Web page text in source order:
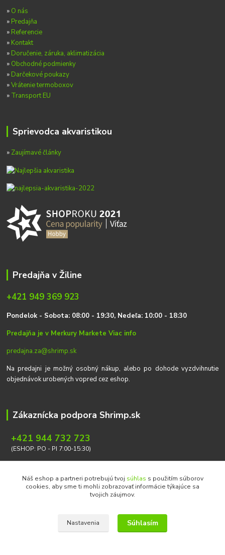
» O nás
» Predajňa
» Referencie
» Kontakt
» Doručenie, záruka, aklimatizácia
» Obchodné podmienky
» Darčekové poukazy
»Vrátenie termoboxov
» Transport EU
Sprievodca akvaristikou
» Zaujímavé články
Predajňa v Žiline
+421 949 369 923
Pondelok - Sobota: 08:00 - 19:30, Nedeľa: 10:00 - 18:30
Predajňa je v Merkury MarketeViac info
predajna.za@shrimp.sk
Na predajni je možný osobný nákup, alebo po dohode vyzdvihnutie
objednávok urobených vopred cez eshop.
Zákaznícka podpora Shrimp.sk
+421 944 732 723
(ESHOP: PO - PI 7:00-15:30)
Náš eshop a partneri potrebujú tvoj súhlas s použitím súborov
cookies, aby sme ti mohli zobrazovať informácie týkajúce sa
tvojich záujmov.
Nastavenia Súhlasím